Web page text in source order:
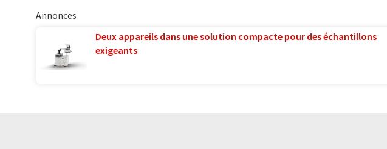
Preuve du succès de Beamex, plus de 10 000 entreprises dans le monde utilisent ses
solutions d'étalonnage. Plusieurs entreprises sont clientes de Beamex depuis la
création de l'entreprise il y a 30 ans.
Note: Cet article a été traduit à l'aide d'un système informatique sans intervention
Annonces
Deux appareils dans une solution compacte pour des échantillons
exigeants